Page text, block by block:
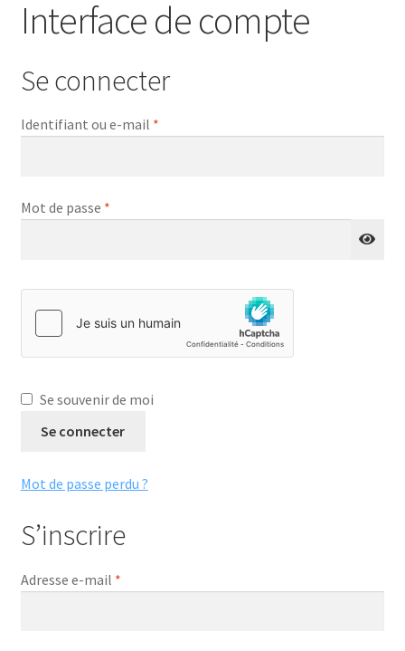
Interface de compte
Se connecter
Identifiant ou e-mail *Obligatoire
Mot de passe *Obligatoire
Se souvenir de moi
Se connecter
Mot de passe perdu ?
S’inscrire
Adresse e-mail *Obligatoire